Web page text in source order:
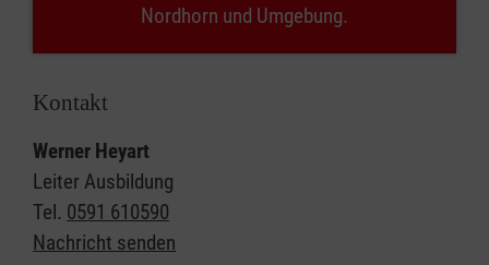
Nordhorn und Umgebung.
Kontakt
Werner Heyart
Leiter Ausbildung
Tel. 0591 610590
Nachricht senden